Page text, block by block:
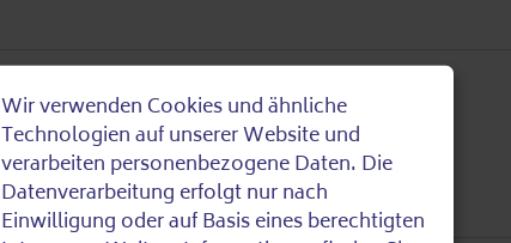
Use
of
Wir verwenden Cookies und ähnliche
Technologien auf unserer Website und
verarbeiten personenbezogene Daten. Die
Datenverarbeitung erfolgt nur nach
Einwilligung oder auf Basis eines berechtigten